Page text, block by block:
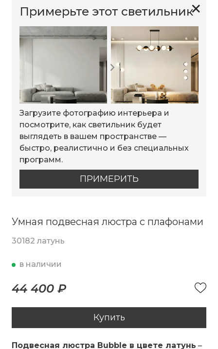
✕
Примерьте этот светильник
Загрузите фотографию интерьера и
посмотрите, как светильник будет
выглядеть в вашем пространстве —
быстро, реалистично и без специальных
программ.
ПРИМЕРИТЬ
Умная подвесная люстра с плафонами
30182 латунь
в наличии
44 400 ₽
Купить
Подвесная люстра Bubble в цвете латунь –